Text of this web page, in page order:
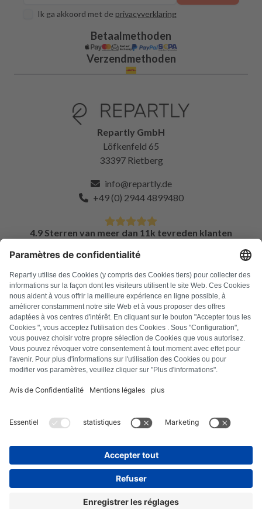
Ik ga akkoord met de privacyverklaring
Betaalmethoden
Verzendmethoden
Repartly GmbH
Löfkenfeld 65
33397 Rietberg
info@repartly.de
+49 (0) 2944 4899480
4.9 Sterren van meer dan 11k tevreden klanten
FAQ
Alle foutcodes
Over ons
Druk op
Colofon
Algemene voorwaarden
Cookiebeleid
Contract herroepen